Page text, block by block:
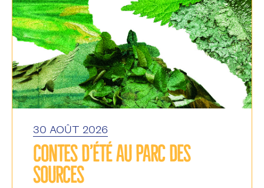
30 AOÛT 2026
CONTES D’ÉTÉ AU PARC DES
SOURCES